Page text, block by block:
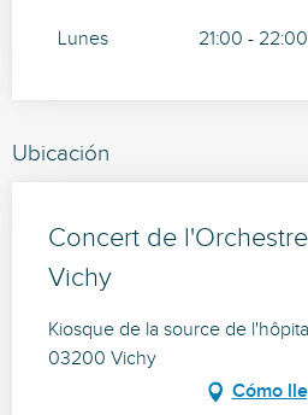
Lunes 21:00 - 22:00
Ubicación
Concert de
Vichy
Kiosque de la source de
03200 Vichy
Cómo